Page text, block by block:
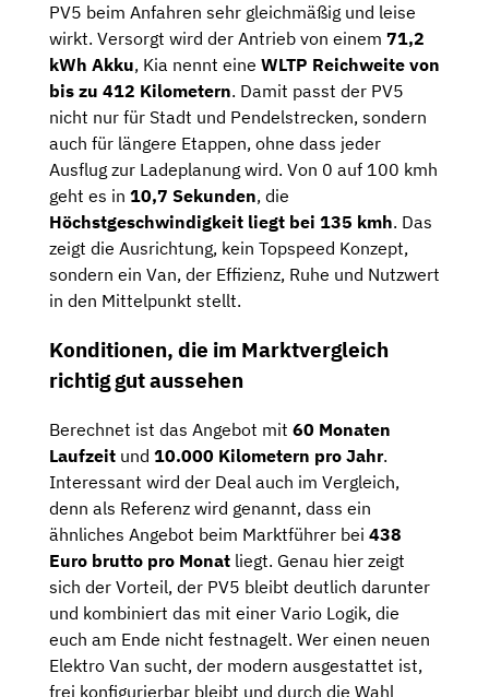
PV5 beim Anfahren sehr gleichmäßig und leise
wirkt. Versorgt wird der Antrieb von einem 71,2
kWh Akku, Kia nennt eine WLTP Reichweite von
bis zu 412 Kilometern. Damit passt der PV5
nicht nur für Stadt und Pendelstrecken, sondern
auch für längere Etappen, ohne dass jeder
Ausflug zur Ladeplanung wird. Von 0 auf 100 kmh
geht es in 10,7 Sekunden, die
Höchstgeschwindigkeit liegt bei 135 kmh. Das
zeigt die Ausrichtung, kein Topspeed Konzept,
sondern ein Van, der Effizienz, Ruhe und Nutzwert
in den Mittelpunkt stellt.
Konditionen, die im Marktvergleich
richtig gut aussehen
Berechnet ist das Angebot mit 60 Monaten
Laufzeit und 10.000 Kilometern pro Jahr.
Interessant wird der Deal auch im Vergleich,
denn als Referenz wird genannt, dass ein
ähnliches Angebot beim Marktführer bei 438
Euro brutto pro Monat liegt. Genau hier zeigt
sich der Vorteil, der PV5 bleibt deutlich darunter
und kombiniert das mit einer Vario Logik, die
euch am Ende nicht festnagelt. Wer einen neuen
Elektro Van sucht, der modern ausgestattet ist,
frei konfigurierbar bleibt und durch die Wahl